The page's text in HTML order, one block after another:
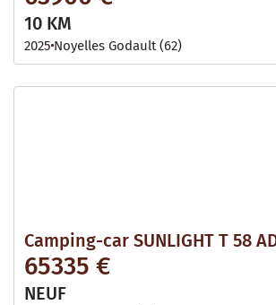
10 KM
2025 Noyelles Godault (62)
Camping-car SUNLIGHT T 58
65335 €
NEUF